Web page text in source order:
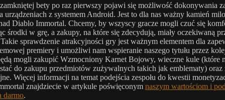
bety po raz pierwszy pojawi się możliwość dokonywania
urządzeniach z systemem Android. Jest to dla nas ważny kamień
Diablo Immortal. Chcemy, by wszyscy gracze mogli czuć się
środki w grę, a zakupy, na które się zdecydują, miały oczekiwaną
sprawdzenie atrakcyjności gry jest ważnym elementem dla
premiery i umożliwi nam wspieranie naszego tytułu przez
mogli zakupić Wzmocniony Karnet Bojowy, wieczne kule (które
do zakupu przedmiotów zużywalnych takich jak emblematy) oraz
Więcej informacji na temat podejścia zespołu do kwestii
znajdziecie w artykule poświęconym naszym wartościom i
darmo.